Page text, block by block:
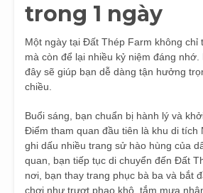
trong 1 ngày
Một ngày tại Đất Thép Farm không chỉ
mà còn để lại nhiều kỷ niệm đáng
đây sẽ giúp bạn dễ dàng tận hưởng
chiều.
Buổi sáng, bạn chuẩn bị hành lý và
Điểm tham quan đầu tiên là khu di tích
ghi dấu nhiều trang sử hào hùng của
quan, bạn tiếp tục di chuyển đến Đất
nơi, bạn thay trang phục bà ba và bắt
chơi như trượt phao khô, tắm mưa